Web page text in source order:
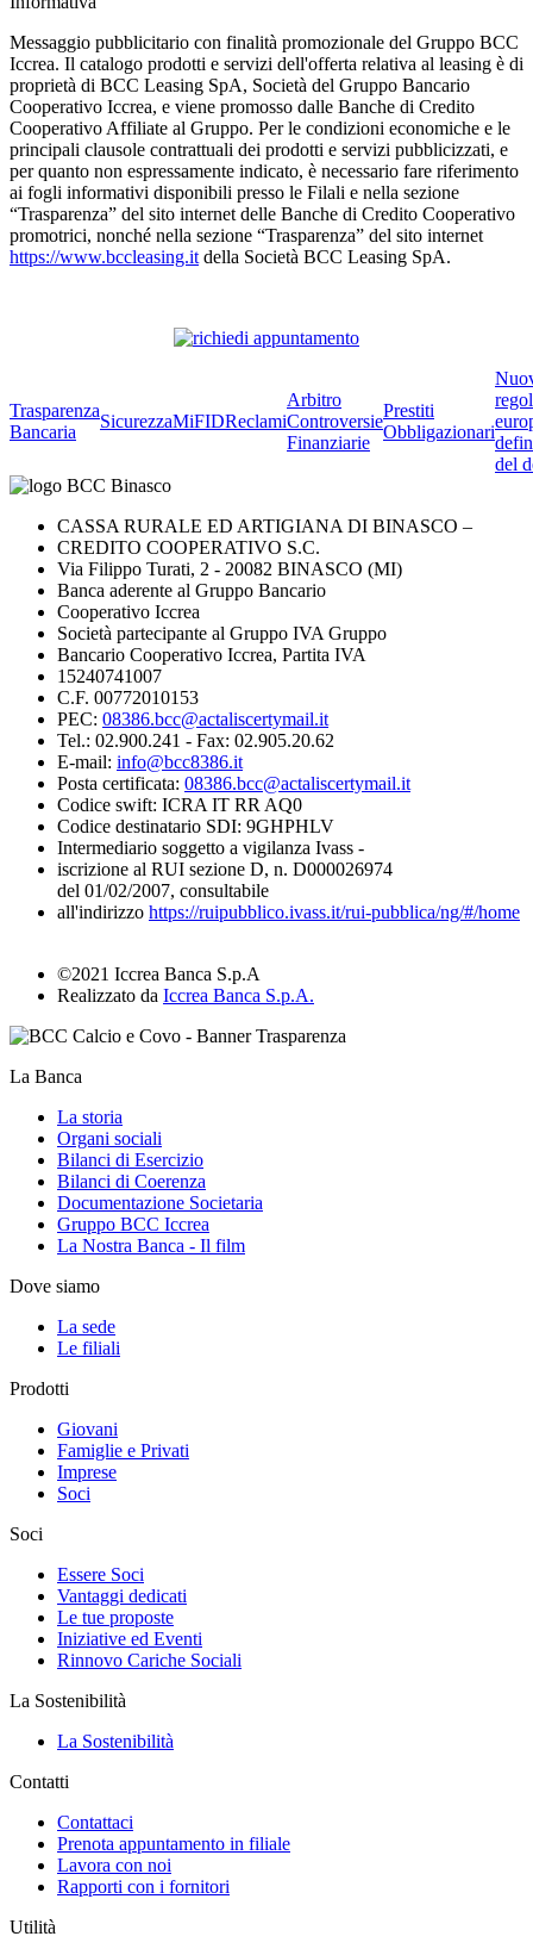
Messaggio pubblicitario con finalità promozionale del Gruppo BCC
Iccrea. Il catalogo prodotti e servizi dell'offerta relativa al leasing è di
proprietà di BCC Leasing SpA, Società del Gruppo Bancario
Cooperativo Iccrea, e viene promosso dalle Banche di Credito
Cooperativo Affiliate al Gruppo. Per le condizioni economiche e le
principali clausole contrattuali dei prodotti e servizi pubblicizzati, e
per quanto non espressamente indicato, è necessario fare riferimento
ai fogli informativi disponibili presso le Filali e nella sezione
“Trasparenza” del sito internet delle Banche di Credito Cooperativo
promotrici, nonché nella sezione “Trasparenza” del sito internet
https://www.bccleasing.it della Società BCC Leasing SpA.
Trasparenza
Bancaria
SicurezzaMiFIDReclami
Arbitro
Controversie
Finanziarie
Prestiti
Obbligazionari
del
CASSA RURALE ED ARTIGIANA DI BINASCO –
CREDITO COOPERATIVO S.C.
Via Filippo Turati, 2 - 20082 BINASCO (MI)
Banca aderente al Gruppo Bancario
Cooperativo Iccrea
Società partecipante al Gruppo IVA Gruppo
Bancario Cooperativo Iccrea, Partita IVA
15240741007
C.F. 00772010153
PEC: 08386.bcc@actaliscertymail.it
Tel.: 02.900.241 - Fax: 02.905.20.62
E-mail: info@bcc8386.it
Posta certificata: 08386.bcc@actaliscertymail.it
Codice swift: ICRA IT RR AQ0
Codice destinatario SDI: 9GHPHLV
Intermediario soggetto a vigilanza Ivass -
iscrizione al RUI sezione D, n. D000026974
del 01/02/2007, consultabile
all'indirizzo https://ruipubblico.ivass.it/rui-pubblica/ng/#/home
©2021 Iccrea Banca S.p.A
Realizzato da Iccrea Banca S.p.A.
La Banca
La storia
Organi sociali
Bilanci di Esercizio
Bilanci di Coerenza
Documentazione Societaria
Gruppo BCC Iccrea
La Nostra Banca - Il film
Dove siamo
La sede
Le filiali
Prodotti
Giovani
Famiglie e Privati
Imprese
Soci
Soci
Essere Soci
Vantaggi dedicati
Le tue proposte
Iniziative ed Eventi
Rinnovo Cariche Sociali
La Sostenibilità
La Sostenibilità
Contatti
Contattaci
Prenota appuntamento in filiale
Lavora con noi
Rapporti con i fornitori
Utilità